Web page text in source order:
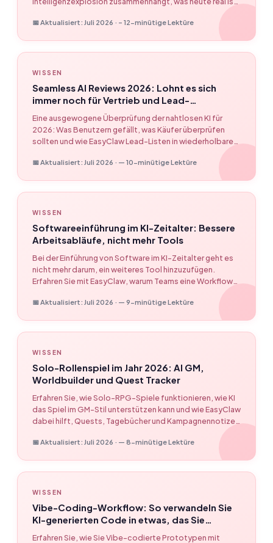
und wie kontrollierte KI-Workflows mit EasyClaw erstellt
werden können.
📅 Aktualisiert: Juli 2026 · – 12-minütige Lektüre
WISSEN
Seamless AI Reviews 2026: Lohnt es sich
immer noch für Vertrieb und Lead-
Eine ausgewogene Überprüfung der nahtlosen KI für
2026: Was Benutzern gefällt, was Käufer überprüfen
sollten und wie EasyClaw Lead-Listen in wiederholbare
📅 Aktualisiert: Juli 2026 · — 10-minütige Lektüre
WISSEN
Softwareeinführung im KI-Zeitalter: Bessere
Arbeitsabläufe, nicht mehr Tools
Bei der Einführung von Software im KI-Zeitalter geht es
nicht mehr darum, ein weiteres Tool hinzuzufügen.
Erfahren Sie mit EasyClaw, warum Teams eine Workflow-
orientierte KI-Einführung, wiederholbare Ausführung,
menschliche Kontrollpunkte und Desktop-native
📅 Aktualisiert: Juli 2026 · — 9-minütige Lektüre
WISSEN
Solo-Rollenspiel im Jahr 2026: AI GM,
Worldbuilder und Quest Tracker
Erfahren Sie, wie Solo-RPG-Spiele funktionieren, wie KI
das Spiel im GM-Stil unterstützen kann und wie EasyClaw
dabei hilft, Quests, Tagebücher und Kampagnennotizen
📅 Aktualisiert: Juli 2026 · — 8-minütige Lektüre
WISSEN
Vibe-Coding-Workflow: So verwandeln Sie
KI-generierten Code in etwas, das Sie
tatsächlich versenden können – EasyClaw
Erfahren Sie, wie Sie Vibe-codierte Prototypen mit